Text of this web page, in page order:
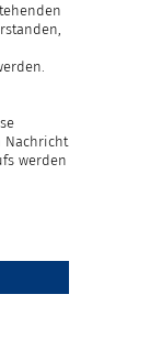
Nachricht
werden